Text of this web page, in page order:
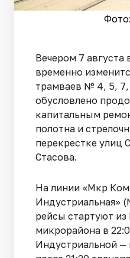
Вечером 7 августа
временно
трамваев № 4, 5, 7,
обусловлено
капитальным
полотна и
перекрестке улиц
Стасова.
На линии «Мкр
Индустриальная»
рейсы стартуют
микрорайона в
Индустриальной —